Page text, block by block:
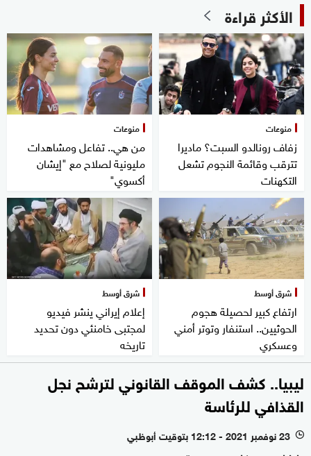
الأكثر قراءة
منوعات
زفاف رونالدو السبت؟ ماديرا
تترقب وقائمة النجوم تشعل
التكهنات
منوعات
من هي.. تفاعل ومشاهدات
مليونية لصلاح مع "إيشان
أكسوي"
شرق أوسط
ارتفاع كبير لحصيلة هجوم
الحوثيين.. استنفار وتوتر أمني
وعسكري
شرق أوسط
إعلام إيراني ينشر فيديو
لمجتبى خامنئي دون تحديد
تاريخه
ليبيا.. كشف الموقف القانوني لترشح نجل
القذافي للرئاسة
l 23 نوفمبر 2021 - 12:12 بتوقيت أبوظبي